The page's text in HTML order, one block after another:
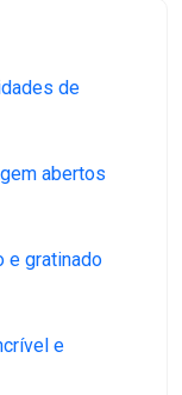
de
abertos
e gratinado
e